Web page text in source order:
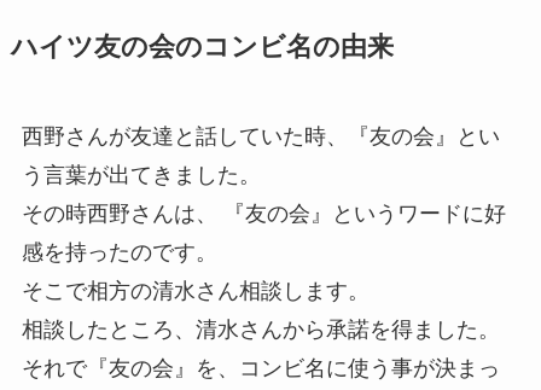
ハイツ友の会のコンビ名の由来
西野さんが友達と話していた時、『友の会』とい
う言葉が出てきました。
その時西野さんは、 『友の会』というワードに好
感を持ったのです。
そこで相方の清水さん相談します。
相談したところ、清水さんから承諾を得ました。
それで『友の会』を、コンビ名に使う事が決まっ